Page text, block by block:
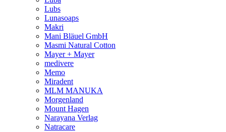
Lubs
Lunasoaps
Makri
Mani Bläuel GmbH
Masmi Natural Cotton
Mayer + Mayer
medivere
Memo
Miradent
MLM MANUKA
Morgenland
Mount Hagen
Narayana Verlag
Natracare